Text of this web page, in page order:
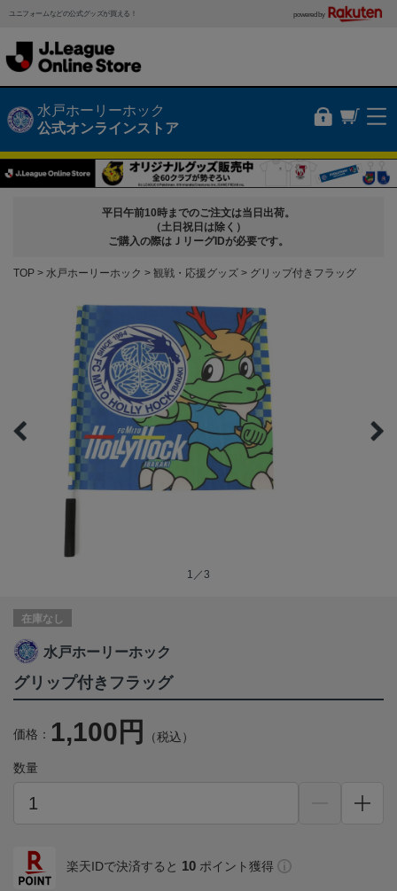
ユニフォームなどの公式グッズが買える！ powered by
水戸ホーリーホック
公式オンラインストア
平日午前10時までのご注文は当日出荷。
（土日祝日は除く）
ご購入の際はＪリーグIDが必要です。
TOP 水戸ホーリーホック 観戦・応援グッズ グリップ付きフラッグ
1／3
在庫なし
水戸ホーリーホック
グリップ付きフラッグ
価格： 1,100円 （税込）
数量
楽天IDで決済すると 10 ポイント獲得